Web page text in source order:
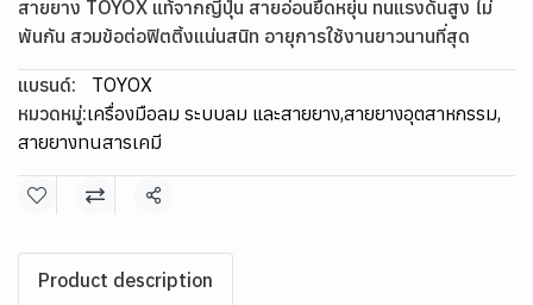
สายยาง TOYOX แท้จากญี่ปุ่น สายอ่อนยืดหยุ่น ทนแรงดันสูง ไม่
พันกัน สวมข้อต่อฟิตติ้งแน่นสนิท อายุการใช้งานยาวนานที่สุด
แบรนด์:
TOYOX
หมวดหมู่:เครื่องมือลม ระบบลม และสายยาง,สายยางอุตสาหกรรม,
สายยางทนสารเคมี
แชร์
Product description